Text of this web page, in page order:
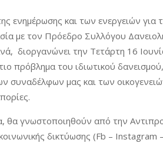
ενημέρωσης και των ενεργειών για
με τον Πρόεδρο Συλλόγου
διοργανώνει την Τετάρτη 16
του ιδιωτικού δανεισμού,
συναδέλφων μας και των
θα γνωστοποιηθούν από την
δικτύωσης (Fb – Instagram